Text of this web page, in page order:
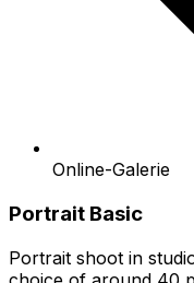
Online-Galerie
Portrait Basic
Portrait shoot in